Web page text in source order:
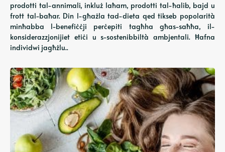
prodotti tal-annimali, inkluż laħam, prodotti tal-ħalib, bajd u
frott tal-baħar. Din l-għażla tad-dieta qed tikseb popolarità
minħabba l-benefiċċji perċepiti tagħha għas-saħħa, il-
konsiderazzjonijiet etiċi u s-sostenibbiltà ambjentali. Ħafna
individwi jagħżlu..